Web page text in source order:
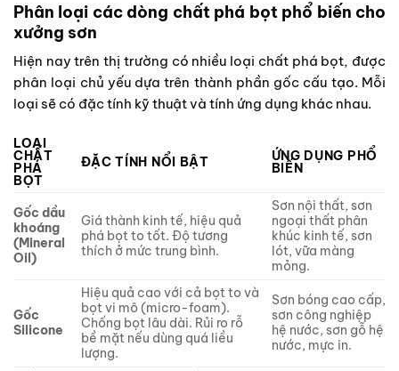
Phân loại các dòng chất phá bọt phổ biến cho
xưởng sơn
Hiện nay trên thị trường có nhiều loại chất phá bọt, được
phân loại chủ yếu dựa trên thành phần gốc cấu tạo. Mỗi
loại sẽ có đặc tính kỹ thuật và tính ứng dụng khác nhau.
LOẠI
CHẤT
PHÁ
BỌT
ĐẶC TÍNH NỔI BẬT ỨNG DỤNG PHỔ
BIẾN
Gốc dầu
khoáng
(Mineral
Oil)
Giá thành kinh tế, hiệu quả
phá bọt to tốt. Độ tương
thích ở mức trung bình.
Sơn nội thất, sơn
ngoại thất phân
khúc kinh tế, sơn
lót, vữa màng
mỏng.
Gốc
Silicone
Hiệu quả cao với cả bọt to và
bọt vi mô (micro-foam).
Chống bọt lâu dài. Rủi ro rỗ
bề mặt nếu dùng quá liều
lượng.
Sơn bóng cao cấp,
sơn công nghiệp
hệ nước, sơn gỗ hệ
nước, mực in.